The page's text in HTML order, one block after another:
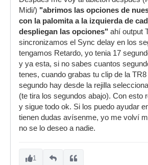
Midi/) "abrimos las opciones de
con la palomita a la izquierda de
despliegan las opciones" ahí output
sincronizamos el Sync delay en los
tengamos Retardo, yo tenia 17
y ya esta, si no sabes cuantos
tenes, cuando grabas tu clip de la
segundo hay desde la rejilla
(te tira los segundos abajo). Con esto
y sigue todo ok. Si los puedo ayudar
tienen dudas avísenme, yo me volví
no se lo deseo a nadie.
1